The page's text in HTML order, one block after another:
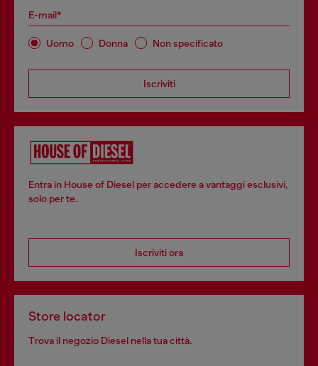
E-mail*
Uomo Donna Non specificato
Iscriviti
Entra in House of Diesel per accedere a vantaggi esclusivi,
solo per te.
Iscriviti ora
Store locator
Trova il negozio Diesel nella tua città.